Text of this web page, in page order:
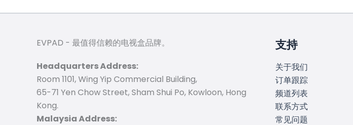
EVPAD - 最值得信赖的电视盒品牌。
Headquarters Address:
Room 1101, Wing Yip Commercial Building,
65-71 Yen Chow Street, Sham Shui Po, Kowloon, Hong
Kong.
Malaysia Address:
支持
关于我们
订单跟踪
频道列表
联系方式
常见问题